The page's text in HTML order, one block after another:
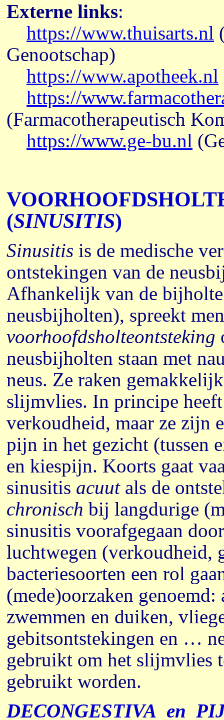
Externe links:
https://www.thuisarts.nl
Genootschap)
https://www.apotheek.nl
https://
(Farmacotherapeutisch
https://www.ge-bu.nl
(SINUSITIS)
Sinusitis is de medische
ontstekingen van de
Afhankelijk van de
neusbijholten), spreekt
voorhoofdsholteontsteking
neusbijholten staan met
neus. Ze raken
slijmvlies. In principe
verkoudheid, maar ze zijn
pijn in het gezicht (tussen
en kiespijn. Koorts gaat
sinusitis acuutals de
chronisch bij langdurige
sinusitis voorafgegaan
luchtwegen (verkoudheid,
bacteriesoorten een rol
(mede)oorzaken genoemd:
zwemmen en duiken,
gebitsontstekingen en …
gebruikt om het slijmvlies
gebruikt worden.
DECONGESTIVA en